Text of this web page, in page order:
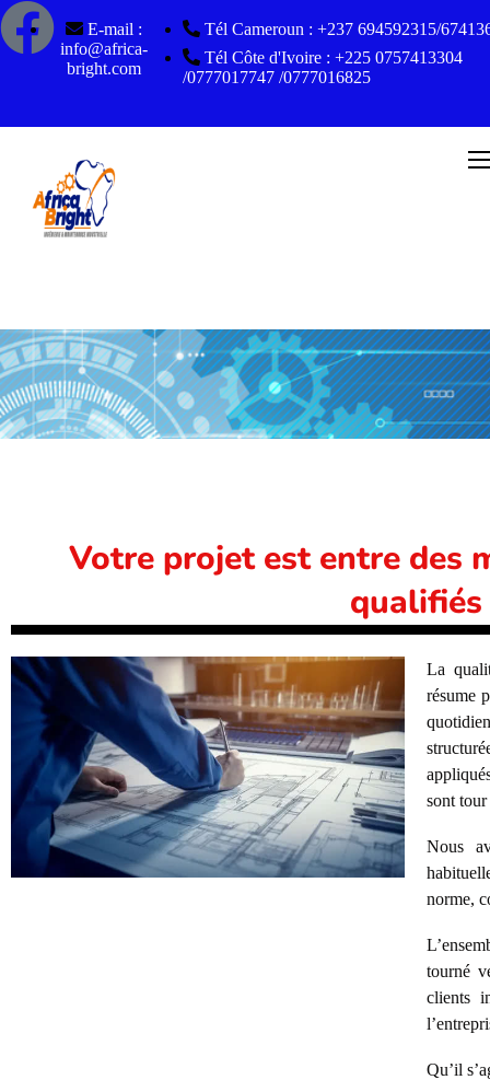
E-mail :
info@africa-
bright.com
Tél Cameroun : +237 694592315/
Tél Côte d'Ivoire : +225 0757413304
/0777017747 /0777016825
Votre projet est entre des
qualifiés
La
résume
sont tour
Nous
norme,
tourné
clients
Qu’il